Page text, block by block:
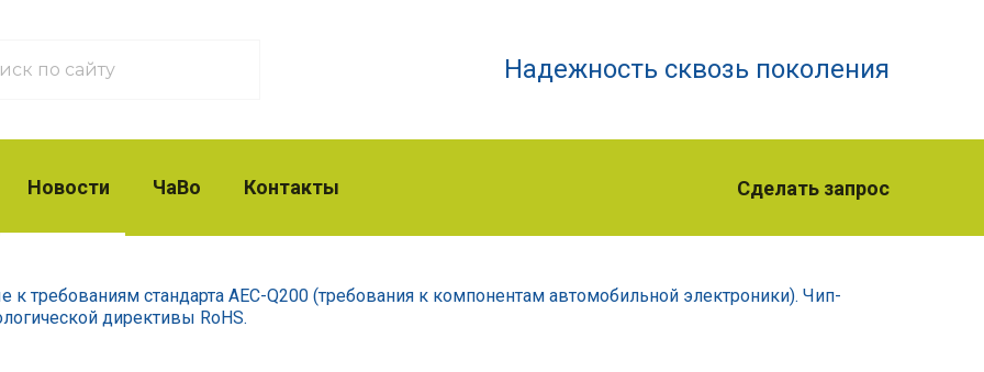
Надежность сквозь поколения
Новости ЧаВо Контакты Сделать запрос
требованиям стандарта AEC-Q200 (требования к компонентам автомобильной электроники). Чип-
директивы RoHS.